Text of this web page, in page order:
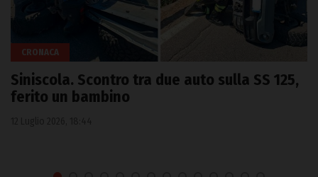
CRONACA
Siniscola. Scontro tra due auto sulla SS 125,
ferito un bambino